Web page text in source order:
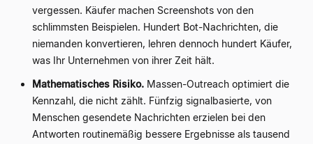
vergessen. Käufer machen Screenshots von den
schlimmsten Beispielen. Hundert Bot-Nachrichten, die
niemanden konvertieren, lehren dennoch hundert Käufer,
was Ihr Unternehmen von ihrer Zeit hält.
Mathematisches Risiko. Massen-Outreach optimiert die
Kennzahl, die nicht zählt. Fünfzig signalbasierte, von
Menschen gesendete Nachrichten erzielen bei den
Antworten routinemäßig bessere Ergebnisse als tausend